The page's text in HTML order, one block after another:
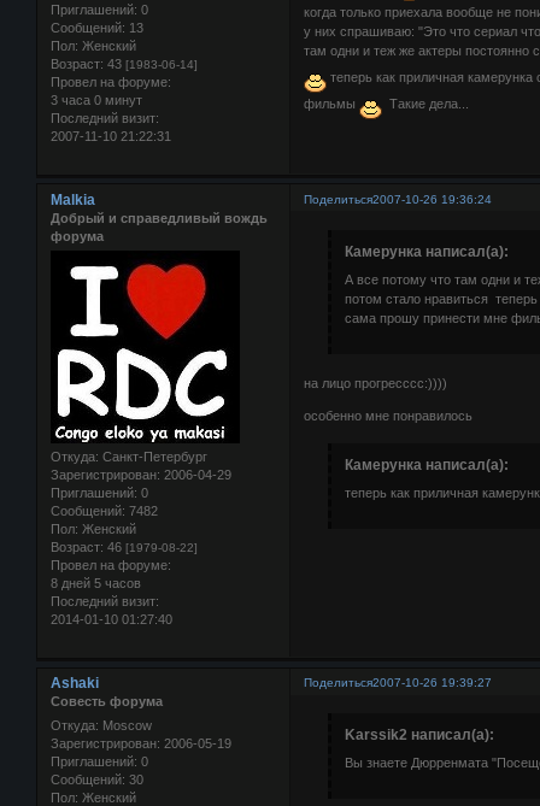
Приглашений: 0
Сообщений: 13
Пол: Женский
Возраст: 43 [1983-06-14]
Провел на форуме:
3 часа 0 минут
Последний визит:
2007-11-10 21:22:31
когда только приехала вообще не
у них спрашиваю: "Это что сериал
там одни и теж же актеры
теперь как приличная
фильмы
Такие дела...
Поделиться2007-10-26 19:36:24
Malkia
Добрый и справедливый вождь
форума
Откуда: Санкт-Петербург
Зарегистрирован: 2006-04-29
Приглашений: 0
Сообщений: 7482
Пол: Женский
Возраст: 46 [1979-08-22]
Провел на форуме:
8 дней 5 часов
Последний визит:
2014-01-10 01:27:40
Камерунка написал(а):
А все потому что там одни и
потом стало нравиться
сама прошу принести мне
на лицо прогресссс:))))
особенно мне понравилось
Камерунка написал(а):
теперь как приличная
Поделиться2007-10-26 19:39:27
Ashaki
Совесть форума
Откуда: Moscow
Зарегистрирован: 2006-05-19
Приглашений: 0
Сообщений: 30
Пол: Женский
Karssik2 написал(а):
Вы знаете Дюрренмата